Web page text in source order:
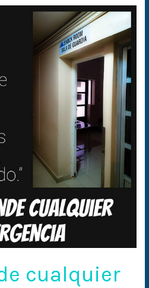
cualquier